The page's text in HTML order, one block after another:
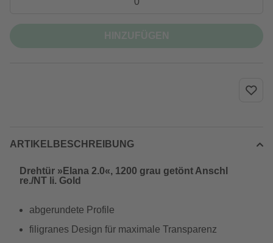
ARTIKELBESCHREIBUNG
Drehtür »Elana 2.0«, 1200 grau getönt Anschl
re./NT li. Gold
abgerundete Profile
filigranes Design für maximale Transparenz